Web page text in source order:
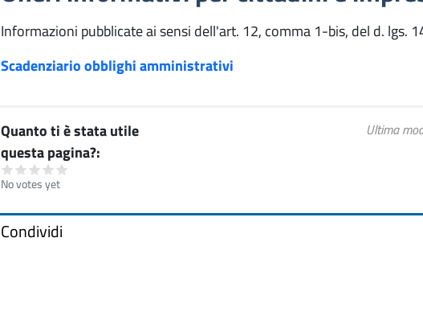
Informazioni pubblicate ai sensi dell'art. 12, comma 1-bis, del d. lgs.
Scadenziario obblighi amministrativi
Quanto ti è stata utile
questa pagina?
No votes yet
Ultima
Condividi